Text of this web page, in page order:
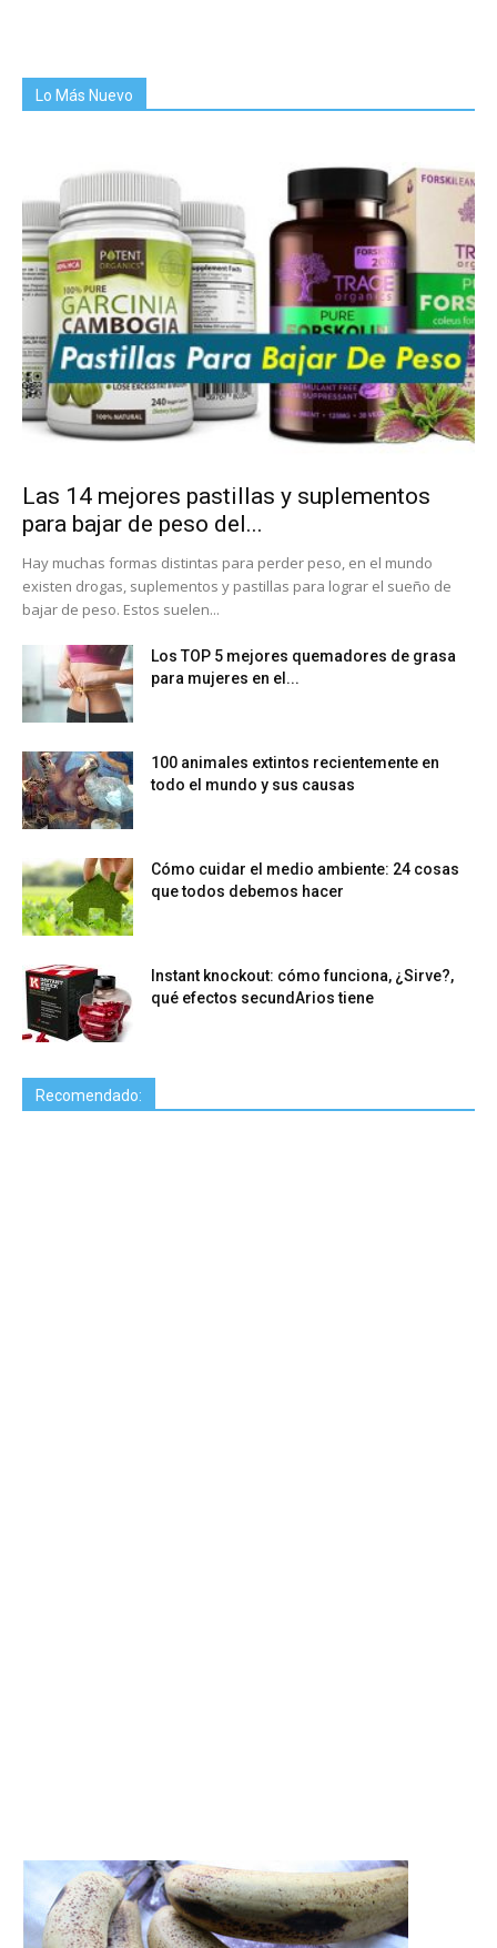
Lo Más Nuevo
Las 14 mejores pastillas y suplementos
para bajar de peso del...
Hay muchas formas distintas para perder peso, en el mundo
existen drogas, suplementos y pastillas para lograr el sueño de
bajar de peso. Estos suelen...
Los TOP 5 mejores quemadores de grasa
para mujeres en el...
100 animales extintos recientemente en
todo el mundo y sus causas
Cómo cuidar el medio ambiente: 24 cosas
que todos debemos hacer
Instant knockout: cómo funciona, ¿Sirve?,
qué efectos secundArios tiene
Recomendado: